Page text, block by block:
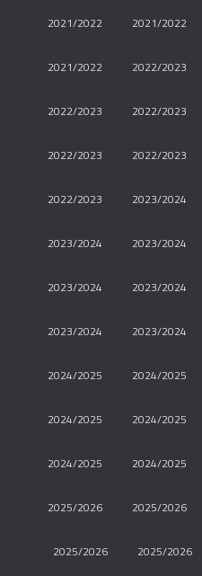
2021/2022 2021/2022
2021/2022 2022/2023
2022/2023 2022/2023
2022/2023 2022/2023
2022/2023 2023/2024
2023/2024 2023/2024
2023/2024 2023/2024
2023/2024 2023/2024
2024/2025 2024/2025
2024/2025 2024/2025
2024/2025 2024/2025
2025/2026 2025/2026
2025/2026 2025/2026